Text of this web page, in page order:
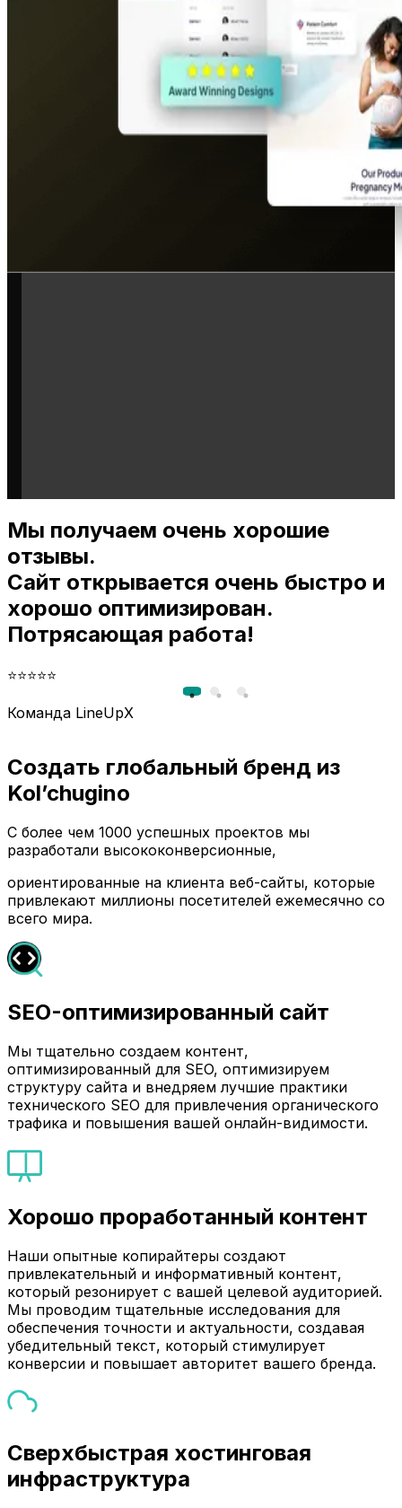
Мы получаем очень хорошие
отзывы.
Сайт открывается очень быстро и
хорошо оптимизирован.
Потрясающая работа!
⭐⭐⭐⭐⭐
Команда LineUpX
Создать глобальный бренд из
Kol’chugino
С более чем 1000 успешных проектов мы
разработали высококонверсионные,
ориентированные на клиента веб-сайты, которые
привлекают миллионы посетителей ежемесячно со
всего мира.
SEO-оптимизированный сайт
Мы тщательно создаем контент,
оптимизированный для SEO, оптимизируем
структуру сайта и внедряем лучшие практики
технического SEO для привлечения органического
трафика и повышения вашей онлайн-видимости.
Хорошо проработанный контент
Наши опытные копирайтеры создают
привлекательный и информативный контент,
который резонирует с вашей целевой аудиторией.
Мы проводим тщательные исследования для
обеспечения точности и актуальности, создавая
убедительный текст, который стимулирует
конверсии и повышает авторитет вашего бренда.
Сверхбыстрая хостинговая
инфраструктура